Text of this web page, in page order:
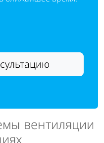
вентиляции